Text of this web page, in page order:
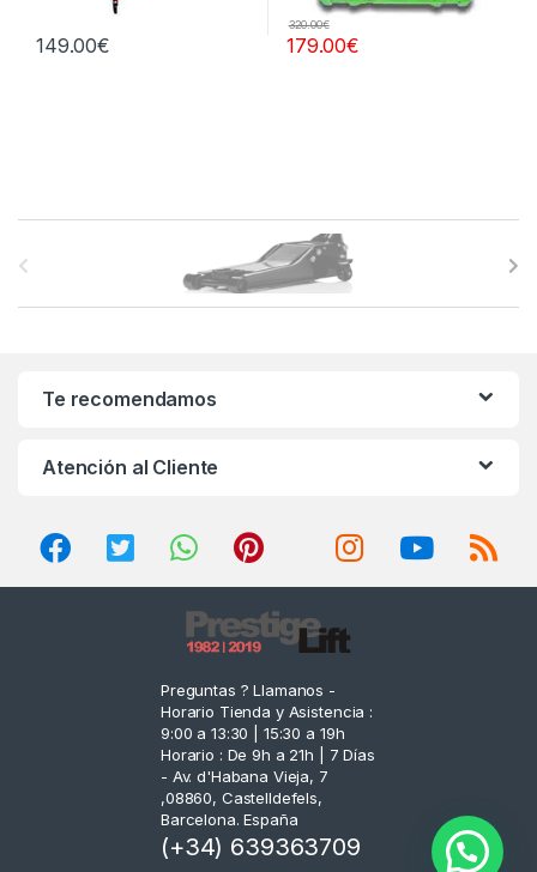
149.00€ 179.00€
320.00€
a
Te recomendamos
Atención al Cliente
Preguntas ? Llamanos -
Horario Tienda y Asistencia :
9:00 a 13:30 | 15:30 a 19h
Horario : De 9h a 21h | 7 Días
- Av. d'Habana Vieja, 7
,08860, Castelldefels,
Barcelona. España
(+34) 639363709